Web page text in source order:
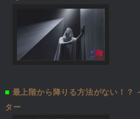
■ 最上階から降りる方法がない！？
ター